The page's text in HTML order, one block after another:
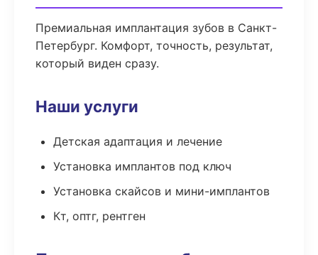
Премиальная имплантация зубов в Санкт-
Петербург. Комфорт, точность, результат,
который виден сразу.
Наши услуги
Детская адаптация и лечение
Установка имплантов под ключ
Установка скайсов и мини-имплантов
Кт, оптг, рентген